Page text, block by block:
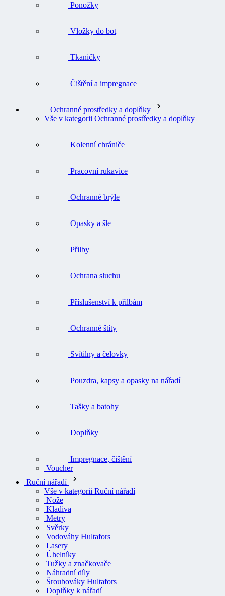
Ponožky
Vložky do bot
Tkaničky
Čištění a impregnace
Ochranné prostředky a doplňky
Vše v kategorii Ochranné prostředky a doplňky
Kolenní chrániče
Pracovní rukavice
Ochranné brýle
Opasky a šle
Přilby
Ochrana sluchu
Příslušenství k přilbám
Ochranné štíty
Svítilny a čelovky
Pouzdra, kapsy a opasky na nářadí
Tašky a batohy
Doplňky
Impregnace, čištění
Voucher
Ruční nářadí
Vše v kategorii Ruční nářadí
Nože
Kladiva
Metry
Svěrky
Vodováhy Hultafors
Lasery
Úhelníky
Tužky a značkovače
Náhradní díly
Šroubováky Hultafors
Doplňky k nářadí